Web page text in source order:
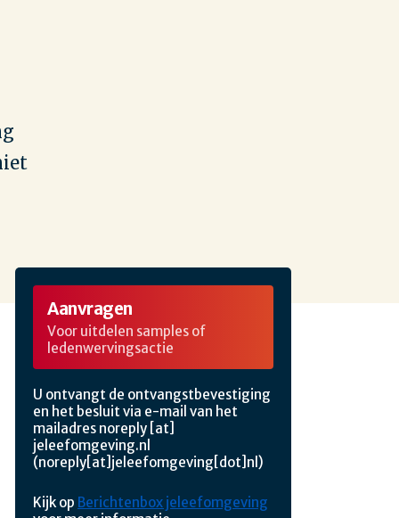
Aanvragen
Voor uitdelen samples of
ledenwervingsactie
U ontvangt de ontvangstbevestiging
en het besluit via e-mail van het
mailadres noreply [at]
jeleefomgeving.nl
(noreply[at]jeleefomgeving[dot]nl)
Kijk op Berichtenbox jeleefomgeving